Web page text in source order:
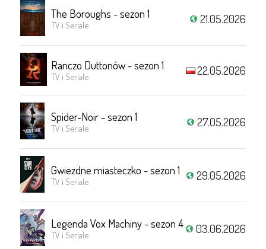
The Boroughs - sezon 1
TV i Seriale 21.05.2026
Ranczo Duttonów - sezon 1
TV i Seriale 22.05.2026
Spider-Noir - sezon 1
TV i Seriale 27.05.2026
Gwiezdne miasteczko - sezon 1
TV i Seriale 29.05.2026
Legenda Vox Machiny - sezon 4
TV i Seriale 03.06.2026